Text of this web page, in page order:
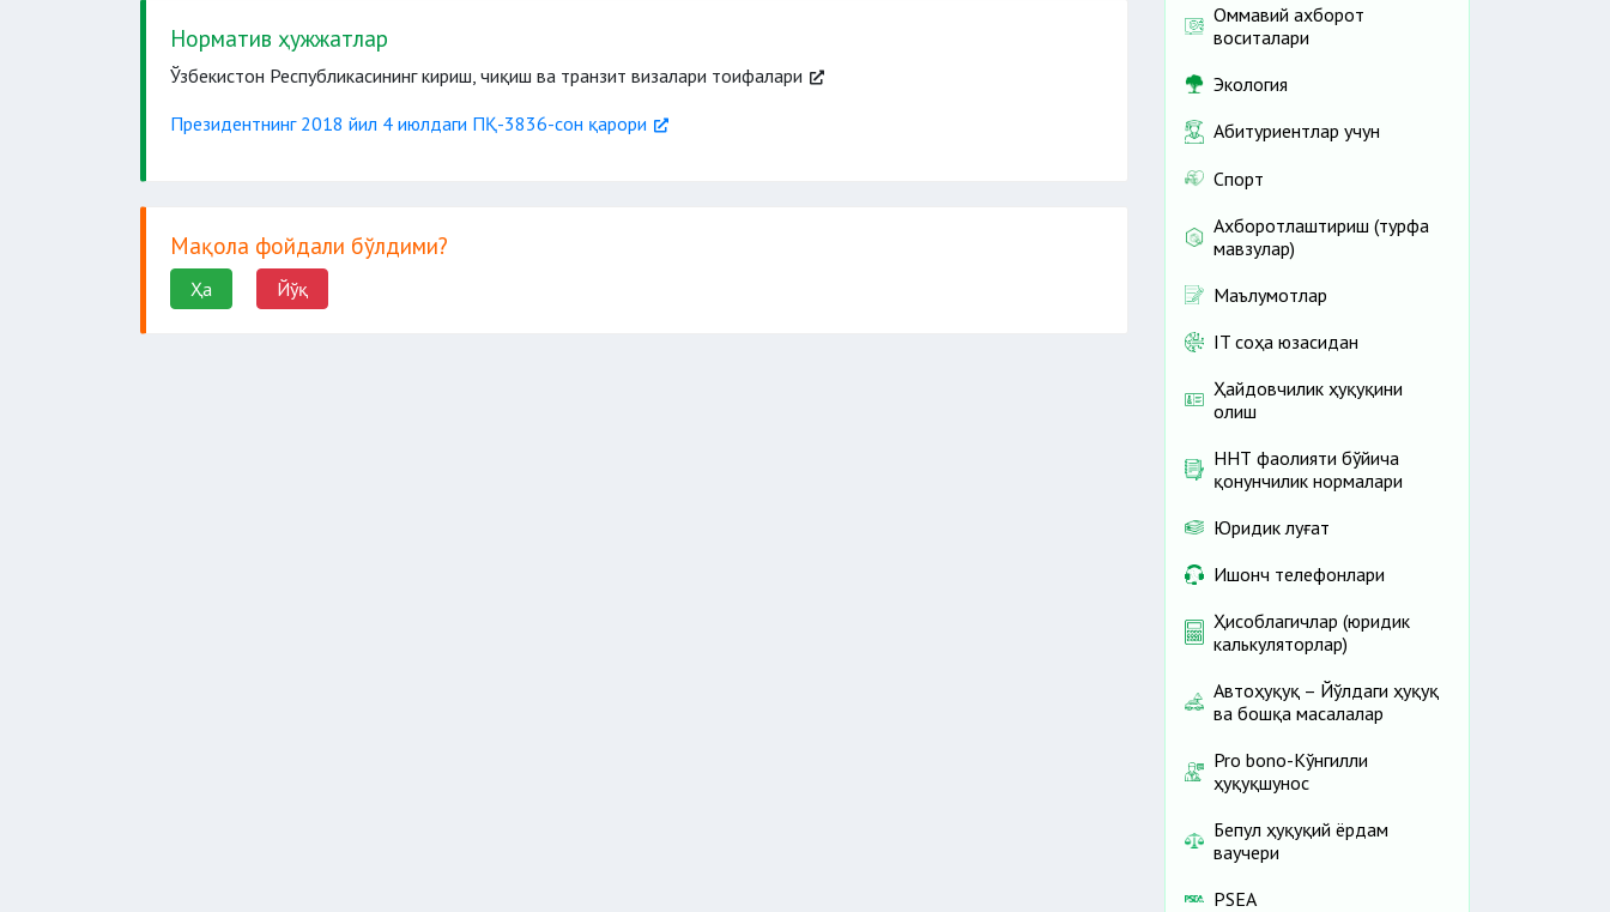
Норматив ҳужжатлар
Ўзбекистон Республикасининг кириш, чиқиш ва транзит визалари тоифалари
Президентнинг 2018 йил 4 июлдаги ПҚ-3836-сон қарори
Мақола фойдали бўлдими?
Ҳа Йўқ
Оммавий ахборот
воситалари
Экология
Абитуриентлар учун
Спорт
Ахборотлаштириш (турфа
мавзулар)
Маълумотлар
IT соҳа юзасидан
Ҳайдовчилик ҳуқуқини
олиш
ННТ фаолияти бўйича
қонунчилик нормалари
Юридик луғат
Ишонч телефонлари
Ҳисоблагичлар (юридик
калькуляторлар)
Автоҳуқуқ – Йўлдаги ҳуқуқ
ва бошқа масалалар
Pro bono-Кўнгилли
ҳуқуқшунос
Бепул ҳуқуқий ёрдам
ваучери
PSEA